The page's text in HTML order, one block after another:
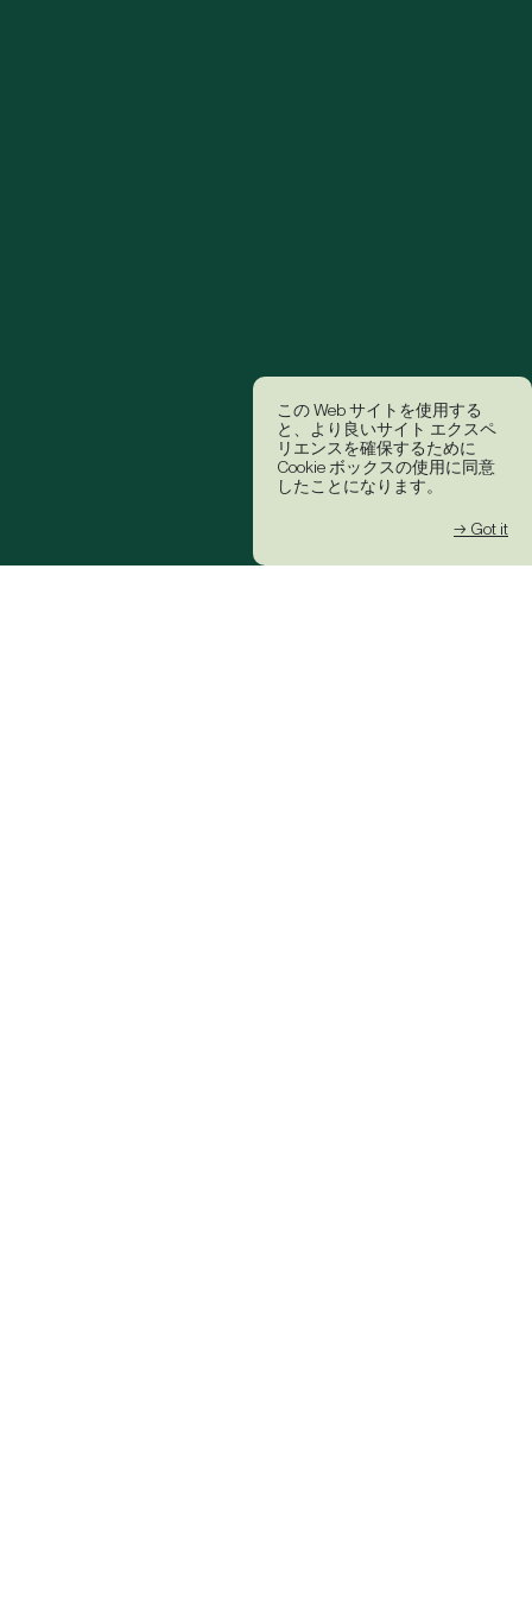
この Web サイトを使用する
と、より良いサイト エクスペ
リエンスを確保するために
Cookie ボックスの使用に同意
したことになります。
→ Got it